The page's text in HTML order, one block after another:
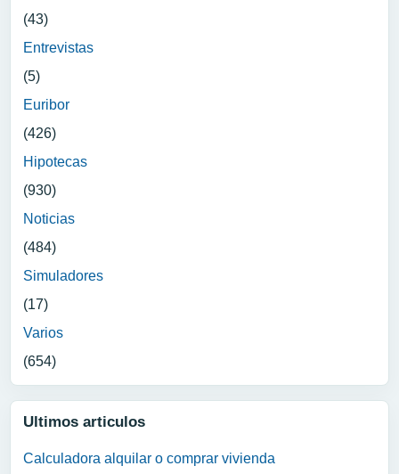
(43)
Entrevistas
(5)
Euribor
(426)
Hipotecas
(930)
Noticias
(484)
Simuladores
(17)
Varios
(654)
Ultimos articulos
Calculadora alquilar o comprar vivienda